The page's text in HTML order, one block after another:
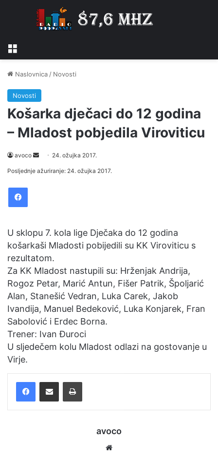
Naslovnica / Novosti
Novosti
Košarka dječaci do 12 godina
– Mladost pobjedila Viroviticu
avoco
e
m
a
i
l
24. ožujka 2017.
Posljednje ažuriranje: 24. ožujka 2017.
U sklopu 7. kola lige Dječaka do 12 godina
košarkaši Mladosti pobijedili su KK Viroviticu s
rezultatom.
Za KK Mladost nastupili su: Hrženjak Andrija,
Rogoz Petar, Marić Antun, Fišer Patrik, Špoljarić
Alan, Stanešić Vedran, Luka Carek, Jakob
Ivandija, Manuel Bedeković, Luka Konjarek, Fran
Sabolović i Erdec Borna.
Trener: Ivan Đuroci
U sljedečem kolu Mladost odlazi na gostovanje u
Virje.
avoco